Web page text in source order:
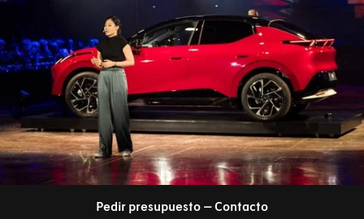
Pedir presupuesto – Contacto